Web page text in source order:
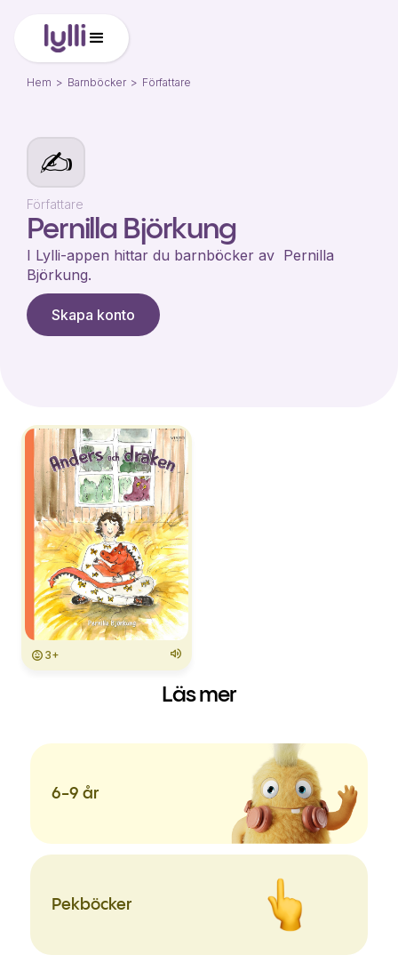
Hem > Barnböcker > Författare
✍️
Författare
Pernilla Björkung
I Lylli-appen hittar du barnböcker av Pernilla
Björkung.
Skapa konto
3+
Läs mer
6-9 år
Pekböcker